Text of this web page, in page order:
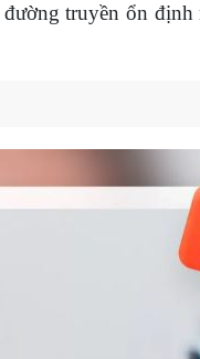
truyền ổn